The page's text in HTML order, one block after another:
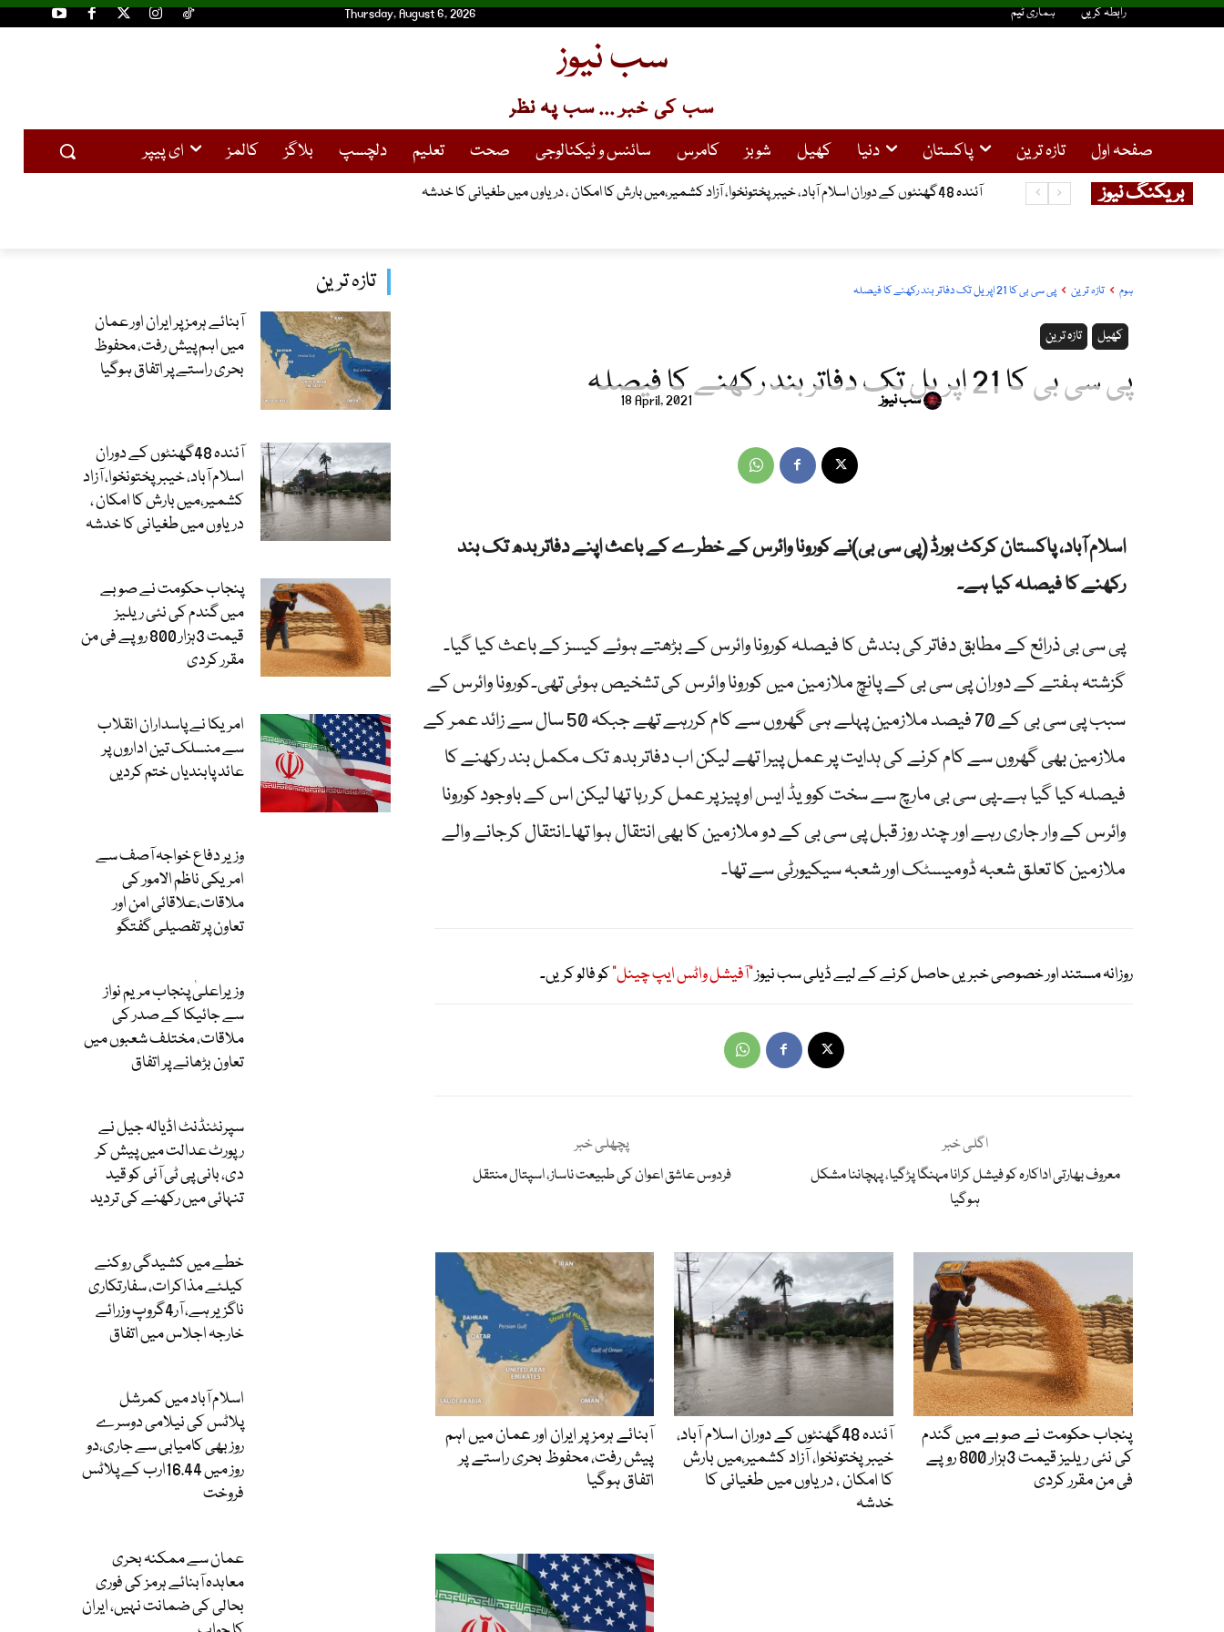
Thursday, August 6, 2026 رابطہ کریں ہماری ٹیم
سب نیوز
سب کی خبر ... سب پہ نظر
صفحہ اول تازہ ترین پاکستان دنیا کھیل شوبز کامرس سائنس و ٹیکنالوجی صحت تعلیم دلچسپ بلاگز کالمز ای پیپر
بریکنگ نیوز آئندہ 48گھنٹوں کے دوران اسلام آباد، خیبرپختونخوا، آزاد کشمیر،میں بارش کا امکان ، دریاوں میں طغیانی کا خدشہ
تازہ ترین
آبنائے ہرمز پر ایران اور عمان
میں اہم پیش رفت، محفوظ
بحری راستے پر اتفاق ہوگیا
آئندہ 48گھنٹوں کے دوران
اسلام آباد، خیبرپختونخوا، آزاد
کشمیر،میں بارش کا امکان ،
دریاوں میں طغیانی کا خدشہ
پنجاب حکومت نے صوبے
میں گندم کی نئی ریلیز
قیمت 3ہزار 800 روپے فی من
مقرر کردی
امریکا نے پاسداران انقلاب
سے منسلک تین اداروں پر
عائد پابندیاں ختم کردیں
وزیر دفاع خواجہ آصف سے
امریکی ناظم الامور کی
ملاقات،علاقائی امن اور
تعاون پر تفصیلی گفتگو
وزیراعلیٰ پنجاب مریم نواز
سے جائیکا کے صدر کی
ملاقات، مختلف شعبوں میں
تعاون بڑھانے پر اتفاق
سپرنٹنڈنٹ اڈیالہ جیل نے
رپورٹ عدالت میں پیش کر
دی، بانی پی ٹی آئی کو قید
تنہائی میں رکھنے کی تردید
خطے میں کشیدگی روکنے
کیلئے مذاکرات، سفارتکاری
ناگزیر ہے، آر4گروپ وزرائے
خارجہ اجلاس میں اتفاق
اسلام آباد میں کمرشل
پلاٹس کی نیلامی دوسرے
روز بھی کامیابی سے جاری،دو
روز میں 16.44ارب کے پلاٹس
فروخت
عمان سے ممکنہ بحری
معاہدہ آبنائے ہرمز کی فوری
بحالی کی ضمانت نہیں، ایران
ہوم تازہ ترین پی سی بی کا 21 اپریل تک دفاتر بند رکھنے کا فیصلہ
تازہ ترین کھیل
پی سی بی کا 21 اپریل تک دفاتر بند رکھنے کا فیصلہ 18 April, 2021 سب نیوز
اسلام آباد، پاکستان کرکٹ بورڈ (پی سی بی)نے کورونا وائرس کے خطرے کے باعث اپنے دفاتر بدھ تک بند
رکھنے کا فیصلہ کیا ہے۔
پی سی بی ذرائع کے مطابق دفاتر کی بندش کا فیصلہ کورونا وائرس کے بڑھتے ہوئے کیسز کے باعث کیا گیا۔
گزشتہ ہفتے کے دوران پی سی بی کے پانچ ملازمین میں کورونا وائرس کی تشخیص ہوئی تھی۔کورونا وائرس کے
سبب پی سی بی کے 70 فیصد ملازمین پہلے ہی گھروں سے کام کررہے تھے جبکہ 50 سال سے زائد عمر کے
ملازمین بھی گھروں سے کام کرنے کی ہدایت پر عمل پیرا تھے لیکن اب دفاتر بدھ تک مکمل بند رکھنے کا
فیصلہ کیا گیا ہے۔پی سی بی مارچ سے سخت کوویڈ ایس او پیز پر عمل کر رہا تھا لیکن اس کے باوجود کورونا
وائرس کے وار جاری رہے اور چند روز قبل پی سی بی کے دو ملازمین کا بھی انتقال ہوا تھا۔انتقال کرجانے والے
ملازمین کا تعلق شعبہ ڈومیسٹک اور شعبہ سیکیورٹی سے تھا۔
روزانہ مستند اور خصوصی خبریں حاصل کرنے کے لیے ڈیلی سب نیوز"آفیشل واٹس ایپ چینل"کو فالو کریں۔
پچھلی خبر
فردوس عاشق اعوان کی طبیعت ناساز، اسپتال منتقل
اگلی خبر
معروف بھارتی اداکارہ کو فیشل کرانا مہنگا پڑگیا، پہچاننا مشکل
ہوگیا
آبنائے ہرمز پر ایران اور عمان میں اہم
پیش رفت، محفوظ بحری راستے پر
اتفاق ہوگیا
آئندہ 48گھنٹوں کے دوران اسلام آباد،
خیبرپختونخوا، آزاد کشمیر،میں بارش
کا امکان ، دریاوں میں طغیانی کا
خدشہ
پنجاب حکومت نے صوبے میں گندم
کی نئی ریلیز قیمت 3ہزار 800 روپے
فی من مقرر کردی